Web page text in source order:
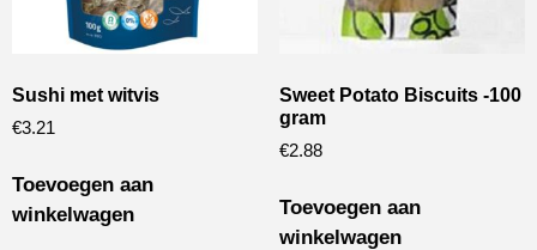
Sushi met witvis
€3.21
Toevoegen aan
winkelwagen
Sweet Potato Biscuits -100
gram
€2.88
Toevoegen aan
winkelwagen